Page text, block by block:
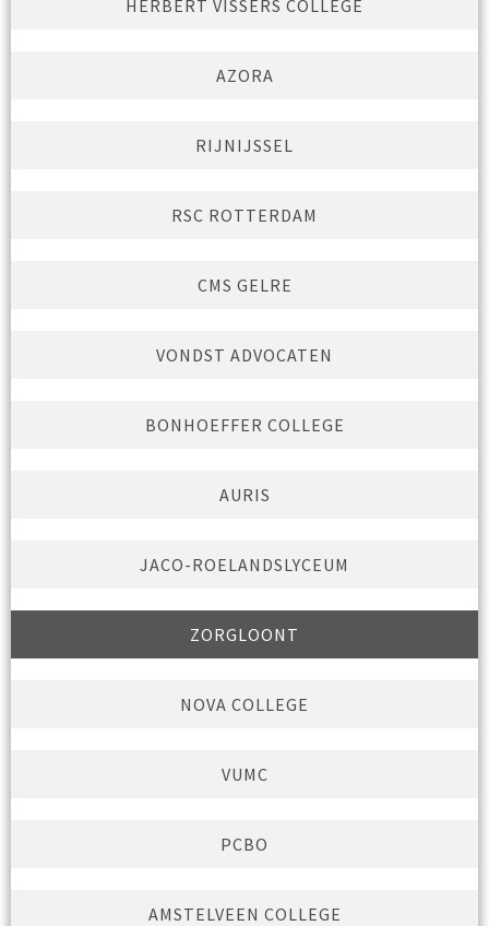
HERBERT VISSERS COLLEGE
AZORA
RIJNIJSSEL
RSC ROTTERDAM
CMS GELRE
VONDST ADVOCATEN
BONHOEFFER COLLEGE
AURIS
JACO-ROELANDSLYCEUM
ZORGLOONT
NOVA COLLEGE
VUMC
PCBO
AMSTELVEEN COLLEGE